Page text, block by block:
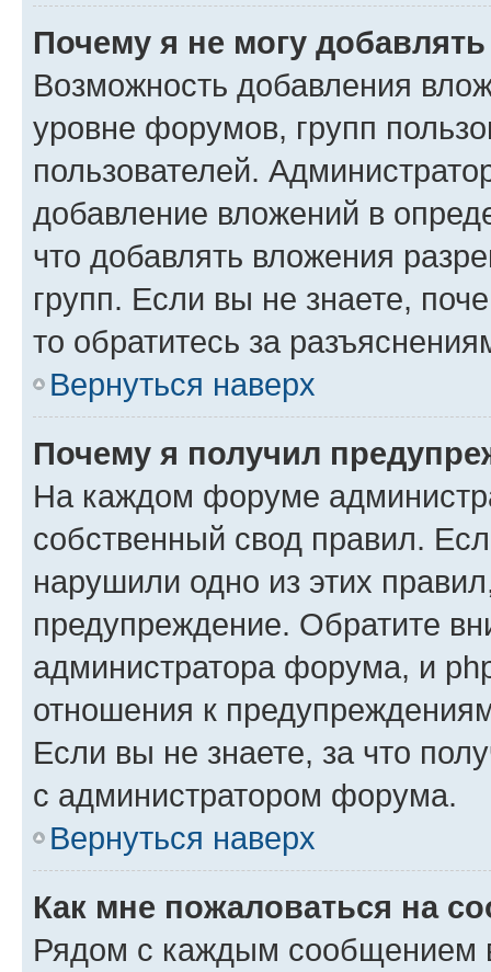
Почему я не могу
Возможность добавления
уровне форумов, групп
пользователей.
добавление вложений в
что добавлять вложения
групп. Если вы не знаете,
то обратитесь за
Вернуться наверх
Почему я получил
На каждом форуме
собственный свод правил.
нарушили одно из этих
предупреждение. Обратите
администратора форума, и
отношения к
Если вы не знаете, за что
с администратором форума.
Вернуться наверх
Как мне пожаловаться на
Рядом с каждым сообщением